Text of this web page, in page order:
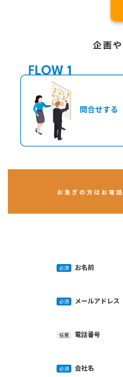
企画
お急ぎの方はお電
必須 お名前
必須 メールアドレス
任意 電話番号
必須 会社名